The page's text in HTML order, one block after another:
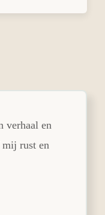
verhaal en
rust en